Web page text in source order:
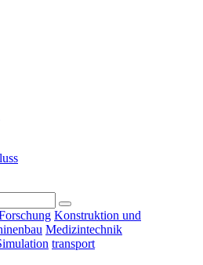
Konstruktion und
Medizintechnik
transport